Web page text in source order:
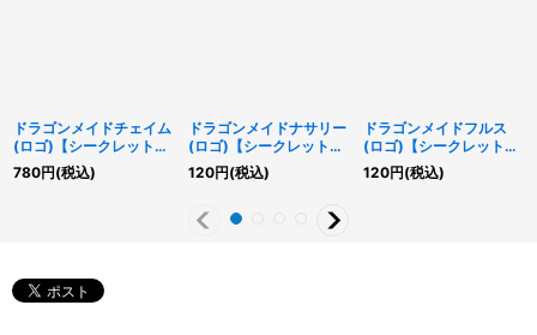
ドラゴンメイドチェイム
(ロゴ)【シークレット】
{QCTB-JP011}《モンス
ター》
780円(税込)
ドラゴンメイドナサリー
(ロゴ)【シークレット】
{QCTB-JP003}《モン
スター》
120円(税込)
ドラゴンメイドフルス
(ロゴ)【シークレット】
{QCTB-JP006}《モン
スター》
120円(税込)